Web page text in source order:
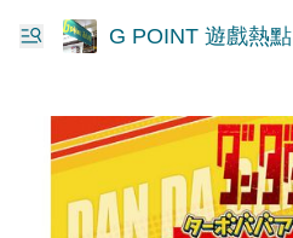
G POINT 遊戲熱點